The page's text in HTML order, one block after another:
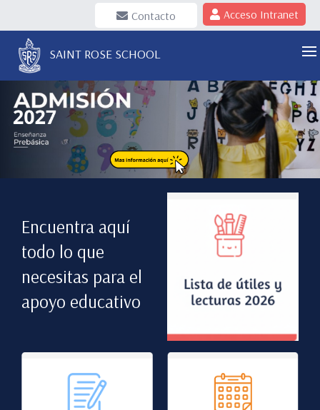
Contacto Acceso Intranet
SAINT ROSE SCHOOL
Encuentra aquí
todo lo que
necesitas para el
apoyo educativo